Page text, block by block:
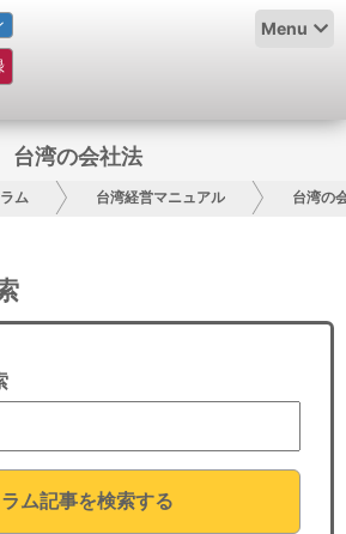
Menu
台湾の会社法
ム 台湾経営マニュアル 台湾の
ム記事を検索する